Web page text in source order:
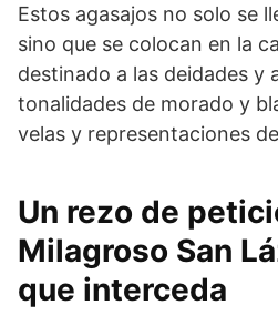
Estos agasajos no solo se
sino que se colocan en la
destinado a las deidades y
tonalidades de morado y
velas y representaciones
Un rezo de
Milagroso San
que interceda